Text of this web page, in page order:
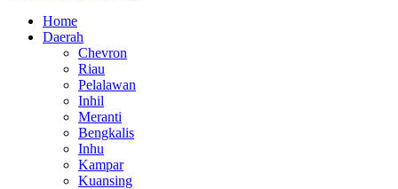
Home
Daerah
Chevron
Riau
Pelalawan
Inhil
Meranti
Bengkalis
Inhu
Kampar
Kuansing